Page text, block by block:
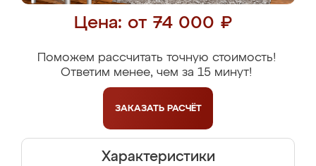
Цена: от 74 000 ₽
Поможем рассчитать точную стоимость!
Ответим менее, чем за 15 минут!
ЗАКАЗАТЬ РАСЧЁТ
Характеристики